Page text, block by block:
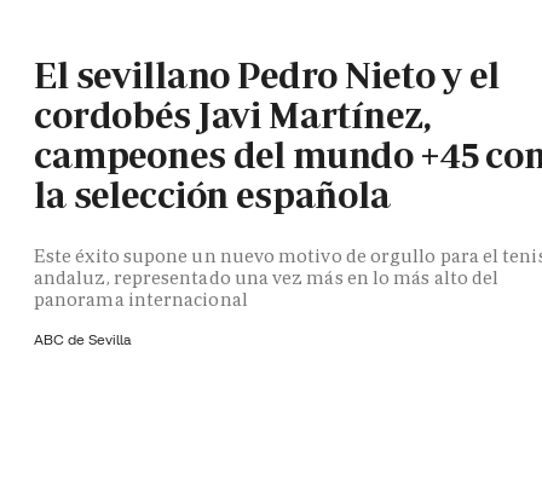
El sevillano Pedro Nieto y el
cordobés Javi Martínez,
campeones del mundo +45
la selección española
Este éxito supone un nuevo motivo de orgullo para el
andaluz, representado una vez más en lo más alto del
panorama internacional
ABC de Sevilla